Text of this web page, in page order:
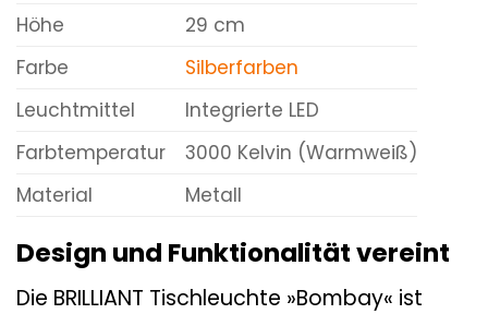
Höhe
29 cm
Farbe
Silberfarben
Leuchtmittel
Integrierte LED
Farbtemperatur
3000 Kelvin (Warmweiß)
Material
Metall
Design und Funktionalität vereint
Die BRILLIANT Tischleuchte »Bombay« ist